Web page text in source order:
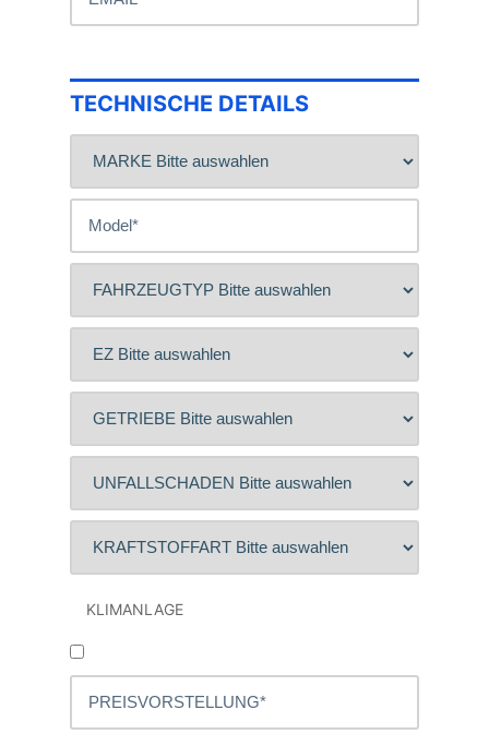
TECHNISCHE DETAILS
KLIMANLAGE